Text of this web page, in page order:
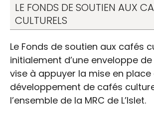
LE FONDS DE SOUTIEN AUX
CULTURELS
Le Fonds de soutien aux cafés
initialement d’une enveloppe de
vise à appuyer la mise en place
développement de cafés
l’ensemble de la MRC de L’Islet.